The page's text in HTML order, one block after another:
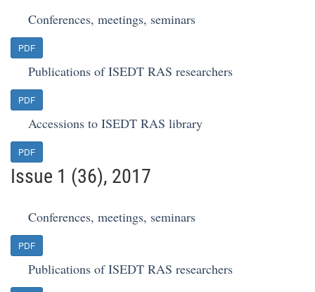
Conferences, meetings, seminars
PDF
Publications of ISEDT RAS researchers
PDF
Accessions to ISEDT RAS library
PDF
Issue 1 (36), 2017
Conferences, meetings, seminars
PDF
Publications of ISEDT RAS researchers